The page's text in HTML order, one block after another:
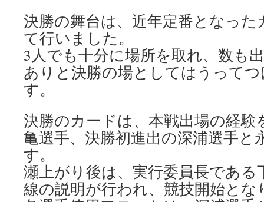
決勝の舞台は、近年定番となっ
て行いました。
3人でも十分に場所を取れ、数も
ありと決勝の場としてはうって
す。
決勝のカードは、本戦出場の経
亀選手、決勝初進出の深浦選手と
す。
瀬上がり後は、実行委員長である
線の説明が行われ、競技開始とな